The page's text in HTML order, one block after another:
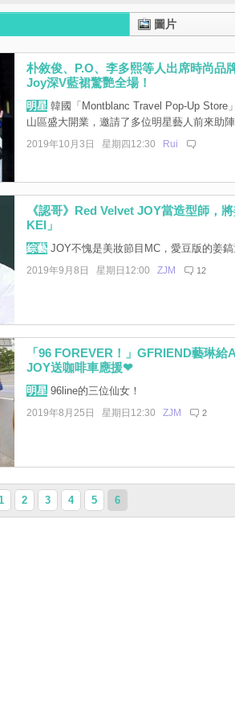
圖片
朴敘俊、P.O、李多熙等人出席時尚品
Joy深V藍裙驚艷全場！
明星韓國「Montblanc Travel Pop-Up Store
山區盛大開業，邀請了多位明星藝人前來助陣
2019年10月3日 星期四12:30 Rui
《認哥》Red Velvet JOY當造型師，
KEI」
綜藝JOY不愧是美妝節目MC，愛豆版的姜鎬
2019年9月8日 星期日12:00 ZJM 12
「96 FOREVER！」GFRIEND藝琳
JOY送咖啡車應援❤
明星96line的三位仙女！
2019年8月25日 星期日12:30 ZJM 2
1 2 3 4 5 6